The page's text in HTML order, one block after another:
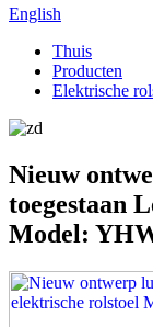
English
Thuis
Producten
Elektrische
Nieuw
toegestaan
Model: